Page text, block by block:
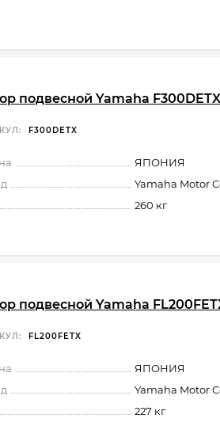
подвесной Yamaha F300DETX
F300DETX
ЯПОНИЯ
Yamaha Motor
260 кг
подвесной Yamaha
FL200FETX
ЯПОНИЯ
Yamaha Motor
227 кг